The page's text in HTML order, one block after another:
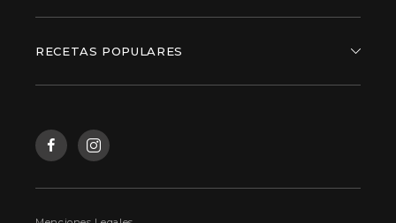
RECETAS POPULARES